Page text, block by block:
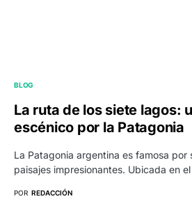
BLOG
La ruta de los siete lagos:
escénico por la Patagonia
La Patagonia argentina es famosa por
paisajes impresionantes. Ubicada en
POR REDACCIÓN